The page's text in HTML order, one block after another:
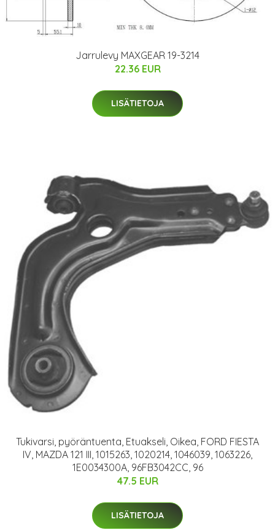
Jarrulevy MAXGEAR 19-3214
22.36 EUR
LISÄTIETOJA
Tukivarsi, pyöräntuenta, Etuakseli, Oikea, FORD FIESTA
IV, MAZDA 121 III, 1015263, 1020214, 1046039, 1063226,
1E0034300A, 96FB3042CC, 96
47.5 EUR
LISÄTIETOJA